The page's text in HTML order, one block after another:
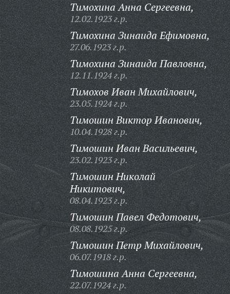
Тимохина Анна Сергеевна,
12.02.1923 г.р.
Тимохина Зинаида Ефимовна,
27.06.1923 г.р.
Тимохина Зинаида Павловна,
12.11.1924 г.р.
Тимохов Иван Михайлович,
23.05.1924 г.р.
Тимошин Виктор Иванович,
10.04.1928 г.р.
Тимошин Иван Васильевич,
23.02.1923 г.р.
Тимошин Николай
Никитович,
08.04.1923 г.р.
Тимошин Павел Федотович,
08.08.1925 г.р.
Тимошин Петр Михайлович,
06.07.1918 г.р.
Тимошина Анна Сергеевна,
22.07.1924 г.р.